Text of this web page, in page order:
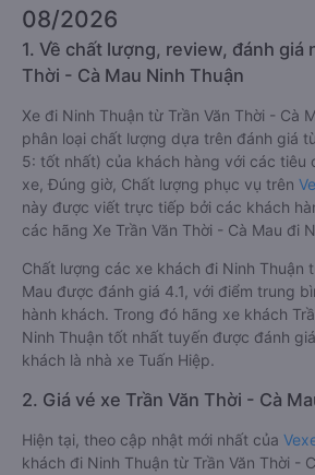
08/2026
1. Về chất lượng, review, đánh giá
Thời - Cà Mau Ninh Thuận
Xe đi Ninh Thuận từ Trần Văn Thời - Cà
phân loại chất lượng dựa trên đánh giá
5: tốt nhất) của khách hàng với các tiêu
xe, Đúng giờ, Chất lượng phục vụ trên
này được viết trực tiếp bởi các khách
các hãng Xe Trần Văn Thời - Cà Mau đi
Chất lượng các xe khách đi Ninh Thuận
Mau được đánh giá 4.1, với điểm trung
hành khách. Trong đó hãng xe khách
Ninh Thuận tốt nhất tuyến được đánh
khách là nhà xe Tuấn Hiệp.
2. Giá vé xe Trần Văn Thời - Cà
Hiện tại, theo cập nhật mới nhất của
khách đi Ninh Thuận từ Trần Văn Thời -